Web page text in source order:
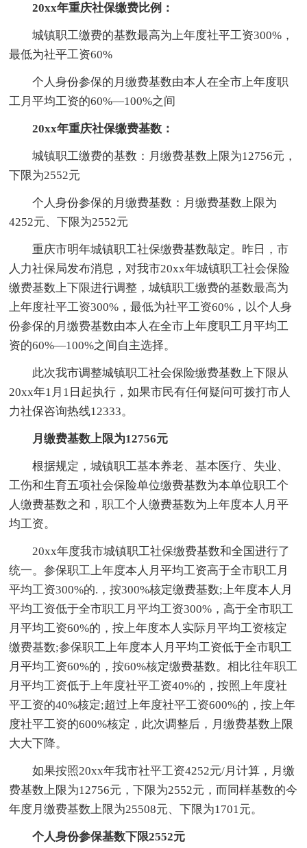
20xx年重庆社保缴费比例：
城镇职工缴费的基数最高为上年度社平工资300%，
最低为社平工资60%
个人身份参保的月缴费基数由本人在全市上年度职
工月平均工资的60%—100%之间
20xx年重庆社保缴费基数：
城镇职工缴费的基数：月缴费基数上限为12756元，
下限为2552元
个人身份参保的月缴费基数：月缴费基数上限为
4252元、下限为2552元
重庆市明年城镇职工社保缴费基数敲定。昨日，市
人力社保局发布消息，对我市20xx年城镇职工社会保险
缴费基数上下限进行调整，城镇职工缴费的基数最高为
上年度社平工资300%，最低为社平工资60%，以个人身
份参保的月缴费基数由本人在全市上年度职工月平均工
资的60%—100%之间自主选择。
此次我市调整城镇职工社会保险缴费基数上下限从
20xx年1月1日起执行，如果市民有任何疑问可拨打市人
力社保咨询热线12333。
月缴费基数上限为12756元
根据规定，城镇职工基本养老、基本医疗、失业、
工伤和生育五项社会保险单位缴费基数为本单位职工个
人缴费基数之和，职工个人缴费基数为上年度本人月平
均工资。
20xx年度我市城镇职工社保缴费基数和全国进行了
统一。参保职工上年度本人月平均工资高于全市职工月
平均工资300%的.，按300%核定缴费基数;上年度本人月
平均工资低于全市职工月平均工资300%，高于全市职工
月平均工资60%的，按上年度本人实际月平均工资核定
缴费基数;参保职工上年度本人月平均工资低于全市职工
月平均工资60%的，按60%核定缴费基数。相比往年职工
月平均工资低于上年度社平工资40%的，按照上年度社
平工资的40%核定;超过上年度社平工资600%的，按上年
度社平工资的600%核定，此次调整后，月缴费基数上限
大大下降。
如果按照20xx年我市社平工资4252元/月计算，月缴
费基数上限为12756元，下限为2552元，而同样基数的今
年度月缴费基数上限为25508元、下限为1701元。
个人身份参保基数下限2552元